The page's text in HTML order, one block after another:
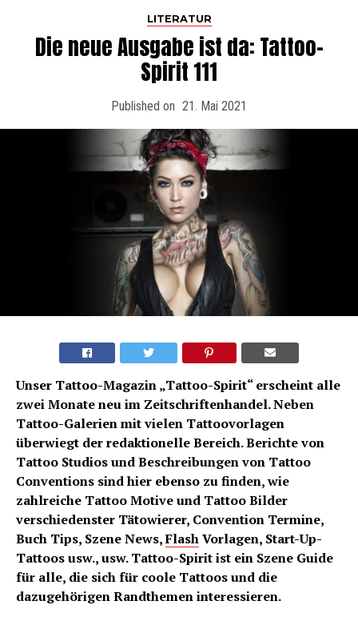
LITERATUR
Die neue Ausgabe ist da: Tattoo-
Spirit 111
Published on 21. Mai 2021
Unser Tattoo-Magazin „Tattoo-Spirit“ erscheint alle
zwei Monate neu im Zeitschriftenhandel. Neben
Tattoo-Galerien mit vielen Tattoovorlagen
überwiegt der redaktionelle Bereich. Berichte von
Tattoo Studios und Beschreibungen von Tattoo
Conventions sind hier ebenso zu finden, wie
zahlreiche Tattoo Motive und Tattoo Bilder
verschiedenster Tätowierer, Convention Termine,
Buch Tips, Szene News,FlashVorlagen, Start-Up-
Tattoos usw., usw. Tattoo-Spirit ist ein Szene Guide
für alle, die sich für coole Tattoos und die
dazugehörigen Randthemen interessieren.